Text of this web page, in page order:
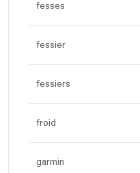
fesses
fessier
fessiers
froid
garmin